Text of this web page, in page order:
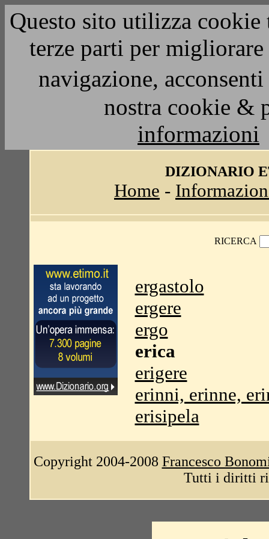
Questo sito utilizza
terze parti per
navigazione,
nostra cookie &
informazioni
DIZIONARIO
Home -
RICERCA
ergastolo
ergere
ergo
erica
erigere
erinni, erinne,
erisipela
Copyright 2004-2008 Francesco
Tutti i diritti